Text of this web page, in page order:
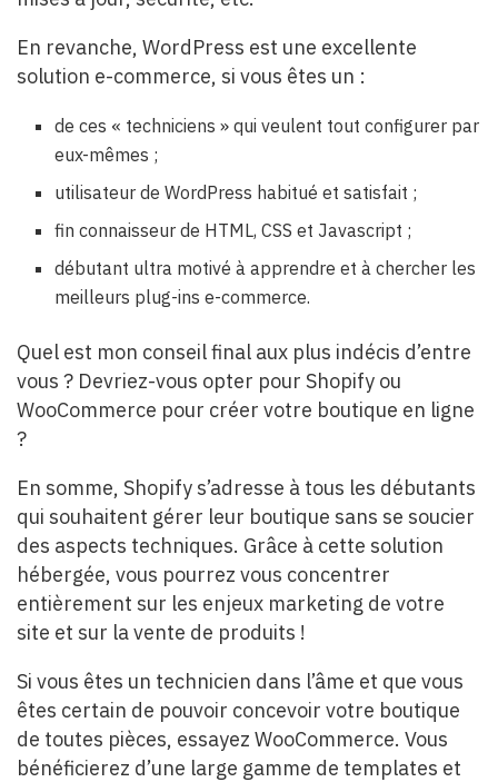
En revanche, WordPress est une excellente
solution e-commerce, si vous êtes un :
de ces « techniciens » qui veulent tout configurer par
eux-mêmes ;
utilisateur de WordPress habitué et satisfait ;
fin connaisseur de HTML, CSS et Javascript ;
débutant ultra motivé à apprendre et à chercher les
meilleurs plug-ins e-commerce.
Quel est mon conseil final aux plus indécis d’entre
vous ? Devriez-vous opter pour Shopify ou
WooCommerce pour créer votre boutique en ligne
?
En somme, Shopify s’adresse à tous les débutants
qui souhaitent gérer leur boutique sans se soucier
des aspects techniques. Grâce à cette solution
hébergée, vous pourrez vous concentrer
entièrement sur les enjeux marketing de votre
site et sur la vente de produits !
Si vous êtes un technicien dans l’âme et que vous
êtes certain de pouvoir concevoir votre boutique
de toutes pièces, essayez WooCommerce. Vous
bénéficierez d’une large gamme de templates et